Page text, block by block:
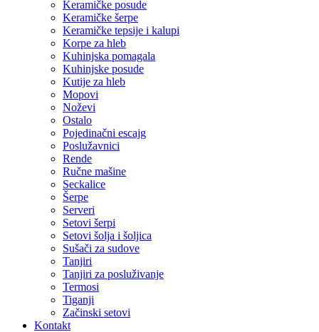
Keramičke posude
Keramičke šerpe
Keramičke tepsije i kalupi
Korpe za hleb
Kuhinjska pomagala
Kuhinjske posude
Kutije za hleb
Mopovi
Noževi
Ostalo
Pojedinačni escajg
Poslužavnici
Rende
Ručne mašine
Seckalice
Šerpe
Serveri
Setovi šerpi
Setovi šolja i šoljica
Sušači za sudove
Tanjiri
Tanjiri za posluživanje
Termosi
Tiganji
Začinski setovi
Kontakt